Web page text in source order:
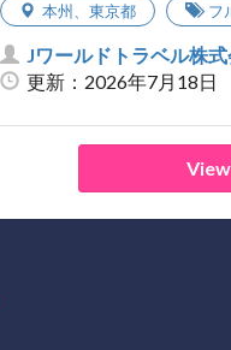
本州、 東京都 フ
Jワールドトラベル株
更新：2026年7月18日